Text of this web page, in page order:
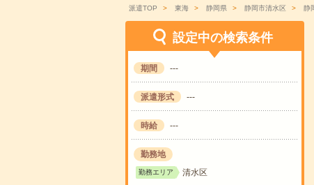
派遣TOP 東海 静岡県 静岡市清水区 静
設定中の検索条件
期間 ---
派遣形式 ---
時給 ---
勤務地
勤務エリア 清水区